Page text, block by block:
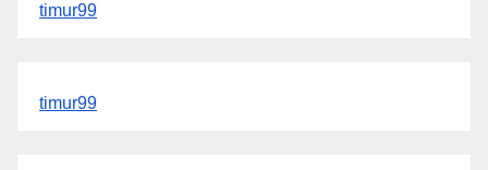
timur99
timur99